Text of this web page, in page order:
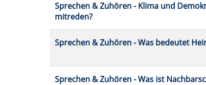
Sprechen & Zuhören - Klima und
mitreden?
Sprechen & Zuhören - Was bedeutet
Sprechen & Zuhören - Was ist